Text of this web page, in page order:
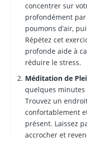
concentrer sur
profondément
poumons d’air,
Répétez cet
profonde aide à
réduire le stress.
Méditation de
quelques
Trouvez un
confortablement
présent. Laissez
accrocher et